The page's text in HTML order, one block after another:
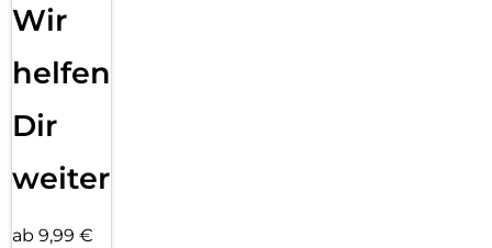
Wir
helfen
Dir
weiter
ab 9,99 €